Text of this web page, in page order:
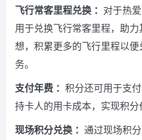
飞行常客里程兑换 ： 对于热
用于兑换飞行常客里程，助
想，积累更多的飞行里程以
务。
支付年费 ： 积分还可用于支
持卡人的用卡成本，实现积分
现场积分兑换 ： 通过现场积